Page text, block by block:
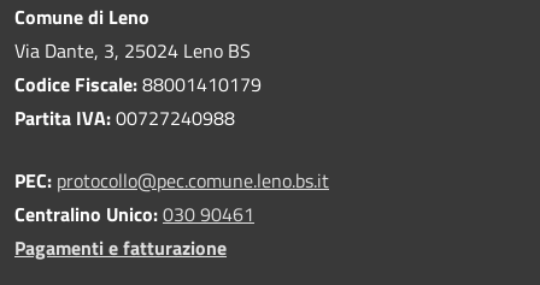
Comune di Leno
Via Dante, 3, 25024 Leno BS
Codice Fiscale:88001410179
Partita IVA:00727240988
PEC: protocollo@pec.comune.leno.bs.it
Centralino Unico:030 90461
Pagamenti e fatturazione